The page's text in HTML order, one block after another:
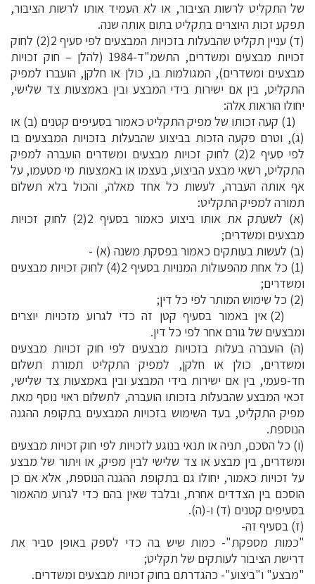
של התקליט לרשות הציבור, או לא העמיד אותו לרשות הציבור,
תפקע זכות היוצרים בתקליט בתום אותה שנה.
(ד) עניין תקליט שהבעלות בזכויות המבצעים לפי סעיף 2(2) לחוק
זכויות מבצעים ומשדרים, התשמ"ד-1984 (להלן – חוק זכויות
מבצעים ומשדרים), המגולמות בו, כולן או חלקן, הועברו למפיק
התקליט, בין אם ישירות בידי המבצע ובין באמצעות צד שלישי,
יחולו הוראות אלה:
(1) קעה זכותו של מפיק התקליט כאמור בסעיפים קטנים (ב) או
(ג), וטרם פקעה הזכות בביצוע שהבעלות בזכויות המבצעים בו
לפי סעיף 2(2) לחוק זכויות מבצעים ומשדרים הועברה למפיק
התקליט, רשאי מבצע הביצוע, בעצמו או באמצעות מי מטעמו, על
אף אותה העברה, לעשות כל אחד מאלה, והכול בלא תשלום
תמורה למפיק התקליט:
(א) לשעתק את אותו ביצוע כאמור בסעיף 2(2) לחוק זכויות
מבצעים ומשדרים;
(ב) לעשות בעותקים כאמור בפסקת משנה (א) -
(1) כל אחת מהפעולות המנויות בסעיף 2(4) לחוק זכויות מבצעים
ומשדרים;
(2) כל שימוש המותר לפי כל דין;
(2) אין באמור בסעיף קטן זה כדי לגרוע מזכויות יוצרים
ומבצעים של גורם אחר לפי כל דין.
(ה) הועברה בעלות בזכויות מבצעים לפי חוק זכויות מבצעים
ומשדרים, כולן או חלקן, למפיק התקליט תמורת תשלום
חד-פעמי, בין אם ישירות בידי המבצע ובין באמצעות צד שלישי,
זכאי המבצע שהבעלות בזכותו הועברה, לתשלום ראוי נוסף מאת
מפיק התקליט, בעד השימוש בזכויות המבצעים בתקופת ההגנה
הנוספת.
(ו) כל הסכם, תניה או תנאי בנוגע לזכויות לפי חוק זכויות מבצעים
ומשדרים, בין מבצע או צד שלישי לבין מפיק, או ויתור של מבצע
על זכויות כאמור, יחולו גם בתקופת ההגנה הנוספת, אלא אם כן
הוסכם בין הצדדים אחרת, ובלבד שאין בהם כדי לגרוע מהאמור
בסעיפים קטנים (ד) ו-(ה).
(ז) בסעיף זה-
"כמות מספקת"- כמות שיש בה כדי לספק באופן סביר את
דרישת הציבור לעותקים של תקליט;
"מבצע" ו"ביצוע"- כהגדרתם בחוק זכויות מבצעים ומשדרים.